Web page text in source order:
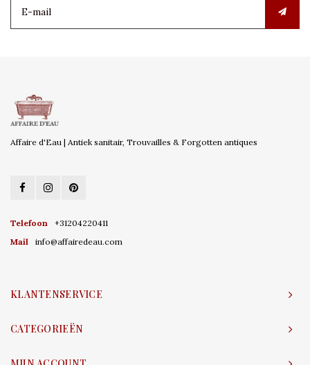
Affaire d'Eau | Antiek sanitair, Trouvailles & Forgotten antiques
Telefoon
+31204220411
Mail
info@affairedeau.com
KLANTENSERVICE
CATEGORIEËN